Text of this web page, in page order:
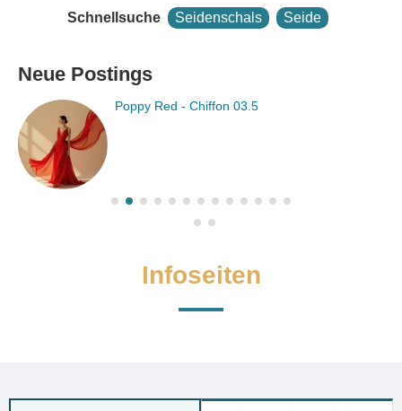
Schnellsuche Seidenschals Seide
Neue Postings
Poppy Red - Chiffon 03.5
Infoseiten